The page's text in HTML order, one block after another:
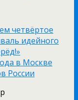
четвёртое
идейного
в Москве
России